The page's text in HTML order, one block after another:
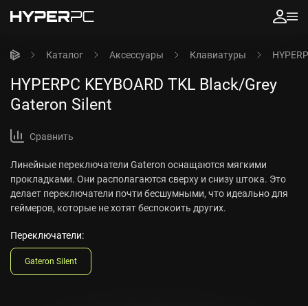
Каталог Аксессуары Клавиатуры
HYPERPC KEYBOARD TKL Black/Grey
Gateron Silent
Сравнить
Линейные переключатели Gateron оснащаются мягкими
прокладками. Они располагаются сверху и снизу штока. Это
делает переключатели почти бесшумными, что идеально для
геймеров, которые не хотят беспокоить других.
Переключатели:
Gateron Silent